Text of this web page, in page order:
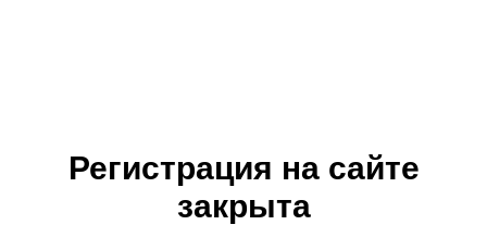
Регистрация на сайте
закрыта